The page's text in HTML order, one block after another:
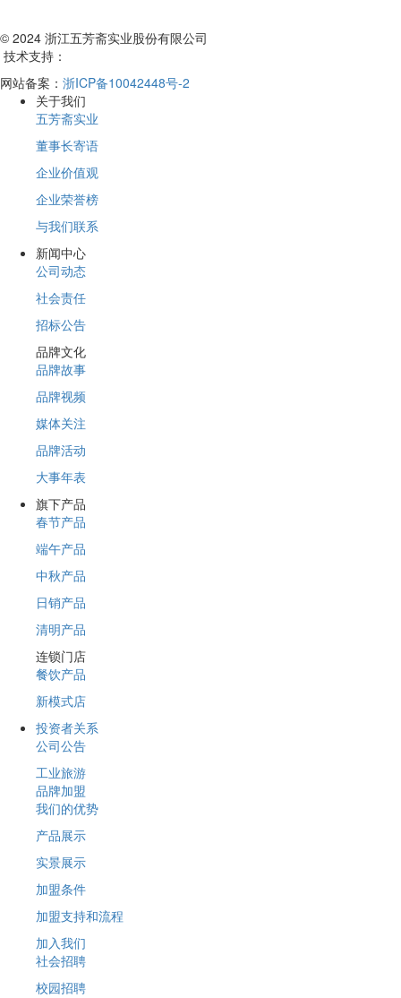
© 2024 浙江五芳斋实业股份有限公司
技术支持：
网站备案： 浙ICP备10042448号-2
关于我们
五芳斋实业
董事长寄语
企业价值观
企业荣誉榜
与我们联系
新闻中心
公司动态
社会责任
招标公告
品牌文化
品牌故事
品牌视频
媒体关注
品牌活动
大事年表
旗下产品
春节产品
端午产品
中秋产品
日销产品
清明产品
连锁门店
餐饮产品
新模式店
投资者关系
公司公告
工业旅游
品牌加盟
我们的优势
产品展示
实景展示
加盟条件
加盟支持和流程
加入我们
社会招聘
校园招聘